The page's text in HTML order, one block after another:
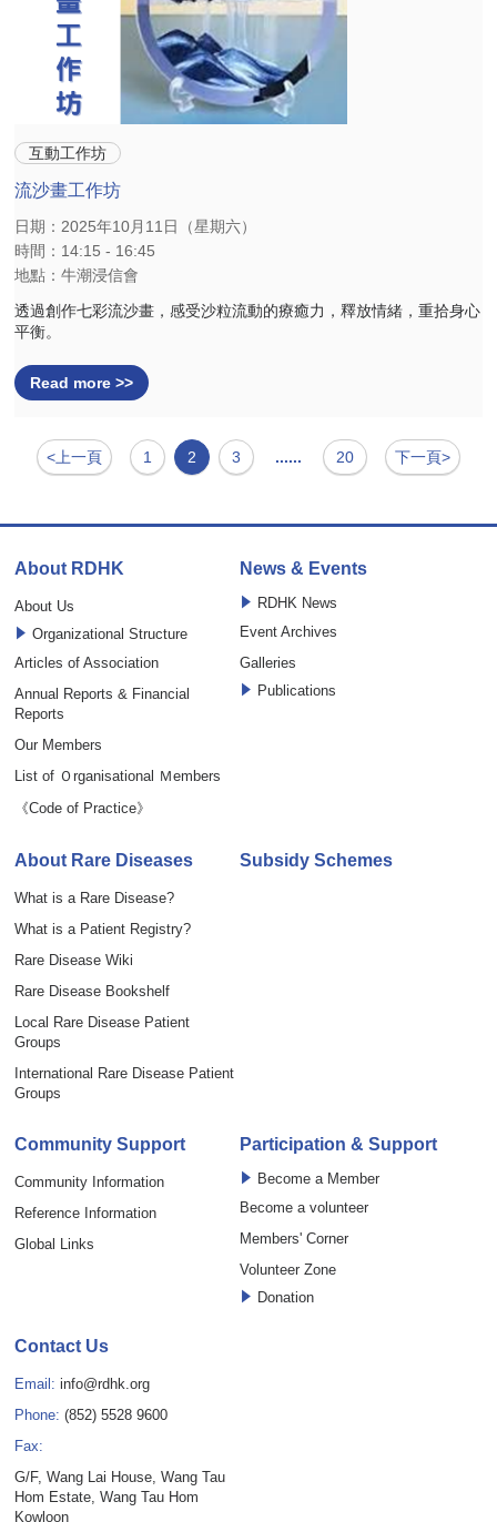
互動工作坊
流沙畫工作坊
日期：2025年10月11日（星期六）
時間：14:15 - 16:45
地點：牛潮浸信會
透過創作七彩流沙畫，感受沙粒流動的療癒力，釋放情緒，重拾身心
平衡。
Read more >>
<上一頁 1 2 3 ...... 20 下一頁>
About RDHK
About Us
Organizational Structure
Articles of Association
Annual Reports & Financial
Reports
Our Members
List of Ｏrganisational Ｍembers
《Code of Practice》
News & Events
RDHK News
Event Archives
Galleries
Publications
About Rare Diseases
What is a Rare Disease?
What is a Patient Registry?
Rare Disease Wiki
Rare Disease Bookshelf
Local Rare Disease Patient
Groups
International Rare Disease Patient
Groups
Subsidy Schemes
Community Support
Community Information
Reference Information
Global Links
Participation & Support
Become a Member
Become a volunteer
Members' Corner
Volunteer Zone
Donation
Contact Us
Email: info@rdhk.org
Phone: (852) 5528 9600
Fax:
G/F, Wang Lai House, Wang Tau
Hom Estate, Wang Tau Hom
Kowloon